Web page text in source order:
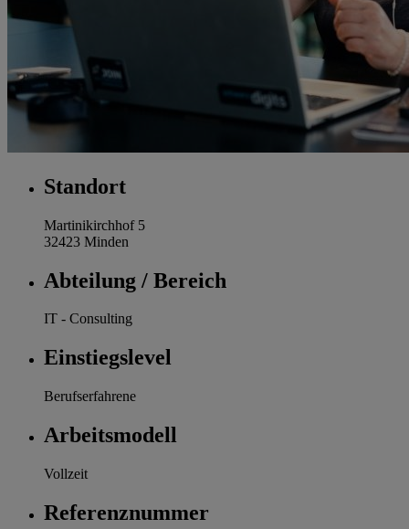
Standort
Martinikirchhof 5
32423 Minden
Abteilung / Bereich
IT - Consulting
Einstiegslevel
Berufserfahrene
Arbeitsmodell
Vollzeit
Referenznummer